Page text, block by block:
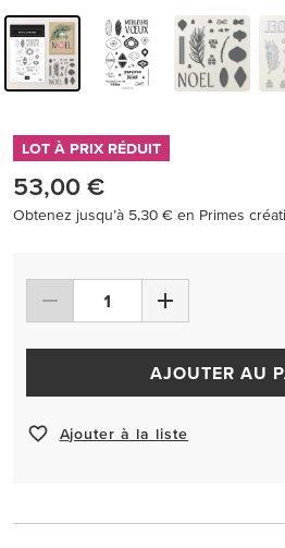
LOT À PRIX RÉDUIT
53,00 €
Obtenez jusqu’à 5,30 € en Primes
AJOUTER AU
Ajouter à la liste